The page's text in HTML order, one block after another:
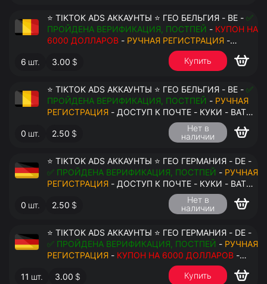
⭐ TIKTOK ADS АККАУНТЫ ⭐ ГЕО БЕЛЬГИЯ - BE - ✅
ПРОЙДЕНА ВЕРИФИКАЦИЯ, ПОСТПЕЙ - КУПОН НА
6000 ДОЛЛАРОВ - РУЧНАЯ РЕГИСТРАЦИЯ -
ДОСТУП К ПОЧТЕ - КУКИ - ВАТ ЗАПОЛНЕН -
ПЕРЕДАЧА В АНТИДЕТЕКТ
6 шт. 3.00 $ Купить
⭐ TIKTOK ADS АККАУНТЫ ⭐ ГЕО БЕЛЬГИЯ - BE - ✅
ПРОЙДЕНА ВЕРИФИКАЦИЯ, ПОСТПЕЙ - РУЧНАЯ
РЕГИСТРАЦИЯ - ДОСТУП К ПОЧТЕ - КУКИ - ВАТ
ЗАПОЛНЕН - ПЕРЕДАЧА В АНТИДЕТЕКТ
0 шт. 2.50 $
Нет в
наличии
⭐ TIKTOK ADS АККАУНТЫ ⭐ ГЕО ГЕРМАНИЯ - DE -
✅ ПРОЙДЕНА ВЕРИФИКАЦИЯ, ПОСТПЕЙ - РУЧНАЯ
РЕГИСТРАЦИЯ - ДОСТУП К ПОЧТЕ - КУКИ - ВАТ
ЗАПОЛНЕН - ПЕРЕДАЧА В АНТИДЕТЕКТ
0 шт. 2.50 $
Нет в
наличии
⭐ TIKTOK ADS АККАУНТЫ ⭐ ГЕО ГЕРМАНИЯ - DE -
✅ ПРОЙДЕНА ВЕРИФИКАЦИЯ, ПОСТПЕЙ - РУЧНАЯ
РЕГИСТРАЦИЯ - КУПОН НА 6000 ДОЛЛАРОВ -
ДОСТУП К ПОЧТЕ - КУКИ - ВАТ ЗАПОЛНЕН -
ПЕРЕДАЧА В АНТИДЕТЕКТ
11 шт. 3.00 $ Купить
$